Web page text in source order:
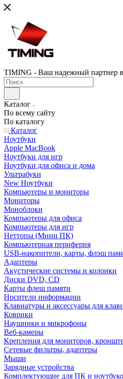
TIMING - Ваш надежный партнер
Каталог
По всему сайту
По каталогу
Каталог
Ноутбуки
Apple MacBook
Ноутбуки для игр
Ноутбуки для офиса и дома
Ультрабуки
New Ноутбуки
Компьютеры и мониторы
Мониторы
Моноблоки
Компьютеры для офиса
Компьютеры для игр
Неттопы (Мини ПК)
Компьютерная периферия
USB-накопители, карты, флэш
Адаптеры
Акустические системы и колонки
Диски DVD, CD
Карты флеш памяти
Носители информации
Клавиатуры и аксессуары для
Коврики
Наушники и микрофоны
Веб-камеры
Крепления для мониторов,
Сетевые фильтры, адаптеры
Мыши
Зарядные устройства
Комплектующие для ПК и